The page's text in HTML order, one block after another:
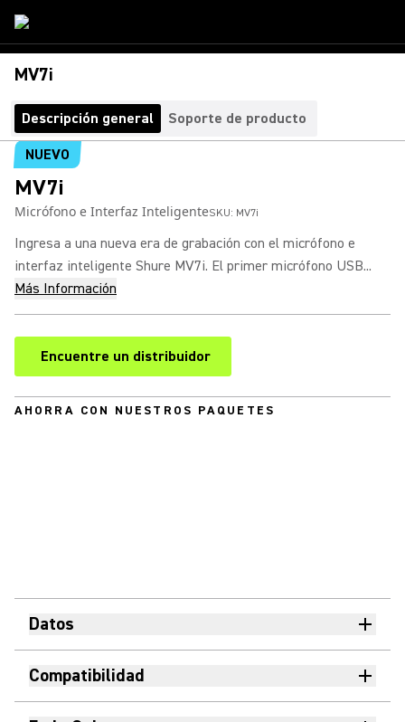
MV7i
Descripción general
Soporte de producto
NUEVO
MV7i
Micrófono e Interfaz InteligenteSKU: MV7i
Ingresa a una nueva era de grabación con el micrófono e
interfaz inteligente Shure MV7i. El primer micrófono USB...
Más Información
Encuentre un distribuidor
(Opens in a new tab)
AHORRA CON NUESTROS PAQUETES
Datos
Compatibilidad